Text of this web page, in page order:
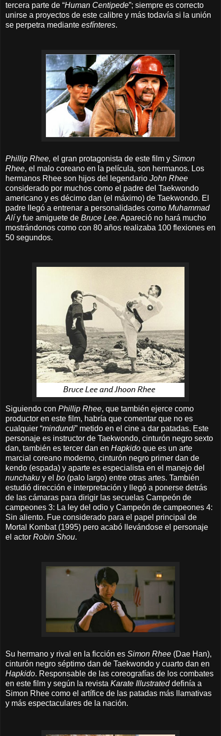
tercera parte de “Human Centipede”; siempre es correcto
unirse a proyectos de este calibre y más todavía si la unión
se perpetra mediante esfínteres.
Phillip Rhee, el gran protagonista de este film y Simon
Rhee, el malo coreano en la película, son hermanos. Los
hermanos Rhee son hijos del legendario John Rhee
considerado por muchos como el padre del Taekwondo
americano y es décimo dan (el máximo) de Taekwondo. El
padre llegó a entrenar a personalidades como Muhammad
Alíy fue amiguete de Bruce Lee. Apareció no hará mucho
mostrándonos como con 80 años realizaba 100 flexiones en
50 segundos.
Siguiendo con Phillip Rhee, que también ejerce como
productor en este film, habría que comentar que no es
cualquier “mindundi” metido en el cine a dar patadas. Este
personaje es instructor de Taekwondo, cinturón negro sexto
dan, también es tercer dan en Hapkido que es un arte
marcial coreano moderno, cinturón negro primer dan de
kendo (espada) y aparte es especialista en el manejo del
nunchaku y el bo (palo largo) entre otras artes. También
estudió dirección e interpretación y llegó a ponerse detrás
de las cámaras para dirigir las secuelas Campeón de
campeones 3: La ley del odio y Campeón de campeones 4:
Sin aliento. Fue considerado para el papel principal de
Mortal Kombat (1995) pero acabó llevándose el personaje
el actor Robin Shou.
Su hermano y rival en la ficción es Simon Rhee (Dae Han),
cinturón negro séptimo dan de Taekwondo y cuarto dan en
Hapkido. Responsable de las coreografías de los combates
en este film y según la revista Karate Illustrateddefinía a
Simon Rhee como el artífice de las patadas más llamativas
y más espectaculares de la nación.